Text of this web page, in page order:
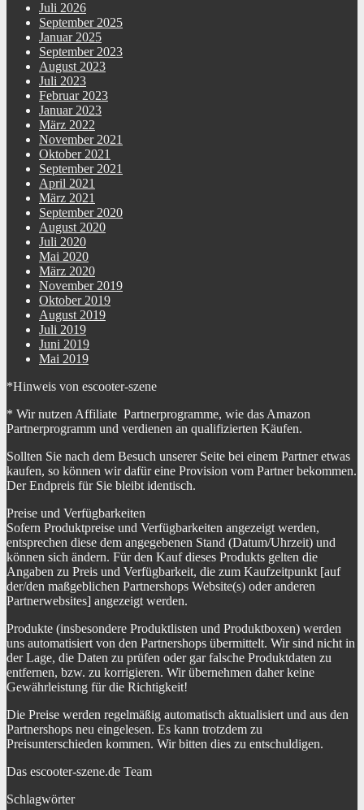
Juli 2026
September 2025
Januar 2025
September 2023
August 2023
Juli 2023
Februar 2023
Januar 2023
März 2022
November 2021
Oktober 2021
September 2021
April 2021
März 2021
September 2020
August 2020
Juli 2020
Mai 2020
März 2020
November 2019
Oktober 2019
August 2019
Juli 2019
Juni 2019
Mai 2019
*Hinweis von escooter-szene
* Wir nutzen Affiliate Partnerprogramme, wie das Amazon
Partnerprogramm und verdienen an qualifizierten Käufen.
Sollten Sie nach dem Besuch unserer Seite bei einem Partner etwas
kaufen, so können wir dafür eine Provision vom Partner bekommen.
Der Endpreis für Sie bleibt identisch.
Preise und Verfügbarkeiten
Sofern Produktpreise und Verfügbarkeiten angezeigt werden,
entsprechen diese dem angegebenen Stand (Datum/Uhrzeit) und
können sich ändern. Für den Kauf dieses Produkts gelten die
Angaben zu Preis und Verfügbarkeit, die zum Kaufzeitpunkt [auf
der/den maßgeblichen Partnershops Website(s) oder anderen
Partnerwebsites] angezeigt werden.
Produkte (insbesondere Produktlisten und Produktboxen) werden
uns automatisiert von den Partnershops übermittelt. Wir sind nicht in
der Lage, die Daten zu prüfen oder gar falsche Produktdaten zu
entfernen, bzw. zu korrigieren. Wir übernehmen daher keine
Gewährleistung für die Richtigkeit!
Die Preise werden regelmäßig automatisch aktualisiert und aus den
Partnershops neu eingelesen. Es kann trotzdem zu
Preisunterschieden kommen. Wir bitten dies zu entschuldigen.
Das escooter-szene.de Team
Schlagwörter